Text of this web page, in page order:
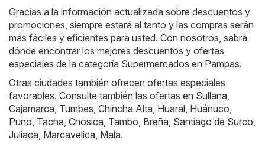
Gracias a la información actualizada sobre descuentos y
promociones, siempre estará al tanto y las compras serán
más fáciles y eficientes para usted. Con nosotros, sabrá
dónde encontrar los mejores descuentos y ofertas
especiales de la categoría Supermercados en Pampas.
Otras ciudades también ofrecen ofertas especiales
favorables. Consulte también las ofertas en Sullana,
Cajamarca, Tumbes, Chincha Alta, Huaral, Huánuco,
Puno, Tacna, Chosica, Tambo, Breña, Santiago de Surco,
Juliaca, Marcavelica, Mala.